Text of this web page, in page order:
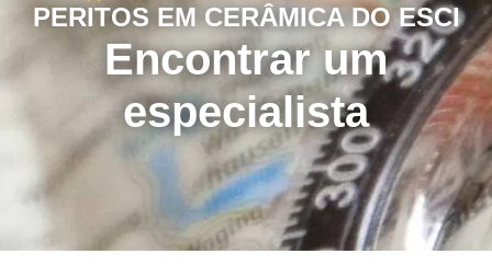
PERITOS EM CERÂMICA DO ESCI
Encontrar um
especialista